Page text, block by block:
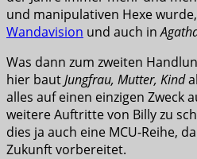
und manipulativen Hexe
Wandavision und auch in
Was dann zum zweiten
hier bautJungfrau, Mutter, Kind
alles auf einen einzigen Zweck
weitere Auftritte von Billy zu
dies ja auch eine MCU-Reihe,
Zukunft vorbereitet.